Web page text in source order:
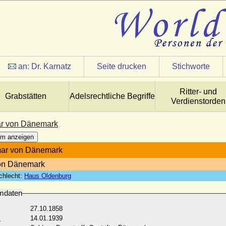
an: Dr. Karnatz Seite drucken Stichworte
Grabstätten Adelsrechtliche Begriffe
Ritter- und
Verdienstorden
von Dänemark
anzeigen
von Dänemark
Dänemark
Haus Oldenburg
27.10.1858
14.01.1939